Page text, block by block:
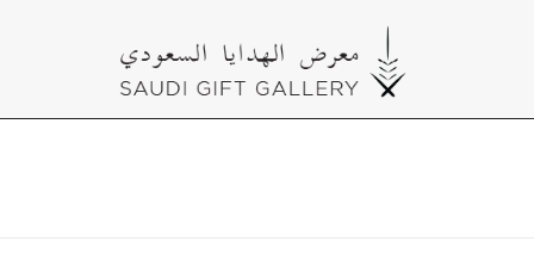
Cultural Gifts Made in Saudi Arabia معرض